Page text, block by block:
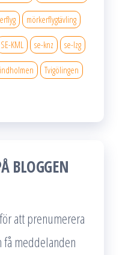
mörkerflygtävling
SE-KML se-knz se-lzg
Tvigölingen
BLOGGEN
att prenumerera
få meddelanden